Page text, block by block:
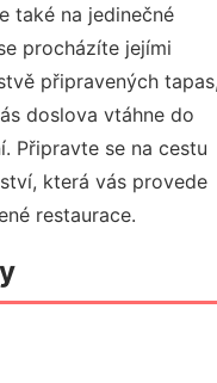
také na jedinečné
procházíte jejími
připravených
doslova vtáhne do
Připravte se na cestu
která vás provede
restaurace.